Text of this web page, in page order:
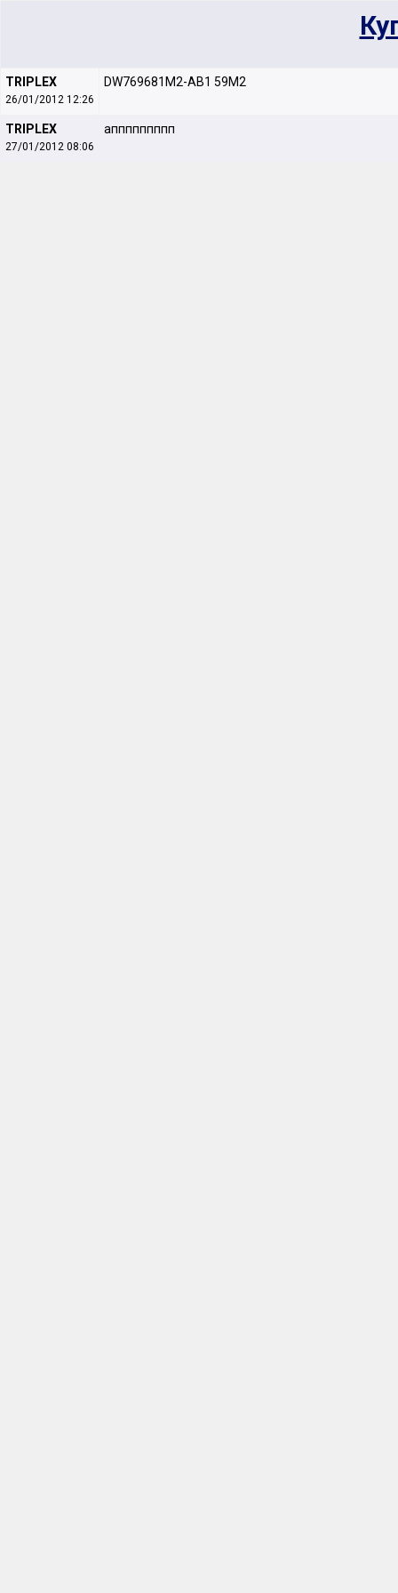
TRIPLEX
26/01/2012 12:26
DW769681M2-AB1 59M2
TRIPLEX
27/01/2012 08:06
аппппппппп